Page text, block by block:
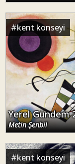
#kent konseyi
Yerel Gündem
Metin Şenbil
#kent konseyi